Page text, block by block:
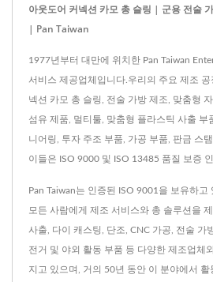
아웃도어 커넥션 카모 총 슬링 | 군용 전술
| Pan Taiwan
1977년부터 대만에 위치한 Pan Taiwan
서비스 제공업체입니다.우리의 주요 제조
넥션 카모 총 슬링, 전술 가방 제조, 맞춤형
섬유 제품, 멀티툴, 맞춤형 플라스틱 사출 부
니어링, 투자 주조 부품, 가공 부품, 판금 스
이들은 ISO 9000 및 ISO 13485 품질 보증
Pan Taiwan는 인증된 ISO 9001을 보유하
모든 사람에게 제조 서비스와 총 솔루션을
사출, 다이 캐스팅, 단조, CNC 가공, 전술 가
전거 및 야외 활동 부품 등 다양한 제조업체
지고 있으며, 거의 50년 동안 이 분야에서 활